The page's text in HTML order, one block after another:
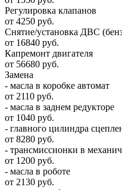
Регулировка клапанов
от 4250 руб.
Снятие/установка ДВС
от 16840 руб.
Капремонт двигателя
от 56680 руб.
Замена
- масла в коробке автомат
от 2110 руб.
- масла в заднем редукторе
от 1040 руб.
- главного цилиндра
от 8280 руб.
- трансмиссионки в
от 1200 руб.
- масла в роботе
от 2130 руб.